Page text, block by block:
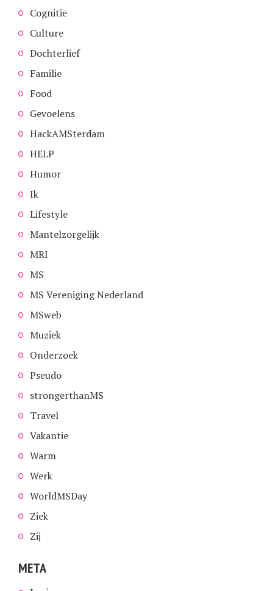
Cognitie
Culture
Dochterlief
Familie
Food
Gevoelens
HackAMSterdam
HELP
Humor
Ik
Lifestyle
Mantelzorgelijk
MRI
MS
MS Vereniging Nederland
MSweb
Muziek
Onderzoek
Pseudo
strongerthanMS
Travel
Vakantie
Warm
Werk
WorldMSDay
Ziek
Zij
META